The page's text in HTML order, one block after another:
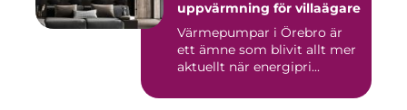
uppvärmning för villaägare
Värmepumpar i Örebro är
ett ämne som blivit allt mer
aktuellt när energipri...